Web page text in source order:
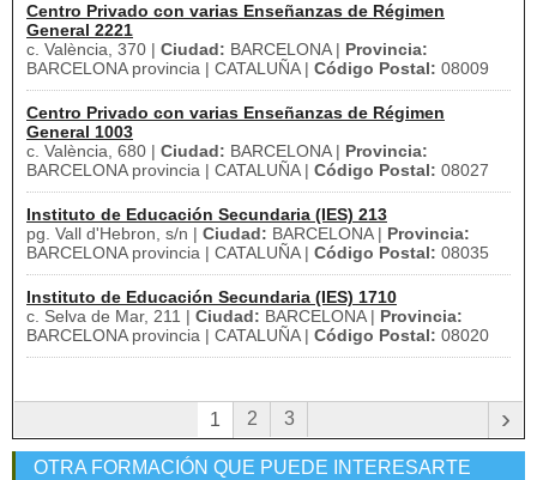
Centro Privado con varias Enseñanzas de Régimen
General 2221
c. València, 370 | Ciudad: BARCELONA | Provincia:
BARCELONA provincia | CATALUÑA | Código Postal: 08009
Centro Privado con varias Enseñanzas de Régimen
General 1003
c. València, 680 | Ciudad: BARCELONA | Provincia:
BARCELONA provincia | CATALUÑA | Código Postal: 08027
Instituto de Educación Secundaria (IES) 213
pg. Vall d'Hebron, s/n | Ciudad: BARCELONA | Provincia:
BARCELONA provincia | CATALUÑA | Código Postal: 08035
Instituto de Educación Secundaria (IES) 1710
c. Selva de Mar, 211 | Ciudad: BARCELONA | Provincia:
BARCELONA provincia | CATALUÑA | Código Postal: 08020
1 2 3 ›
OTRA FORMACIÓN QUE PUEDE INTERESARTE